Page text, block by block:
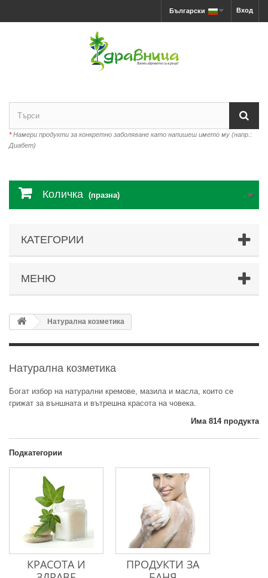
Вход
Български
*Намери продукти за конкретно заболяване като напишеш името му (напр.:
Диабет)
Количка (празна)
КАТЕГОРИИ
МЕНЮ
Натурална козметика
Натурална козметика
Богат избор на натурални кремове, мазила и масла, които се
грижат за външната и вътрешна красота на човека.
Има 814 продукта
Подкатегории
КРАСОТА И
ПРОДУКТИ ЗА